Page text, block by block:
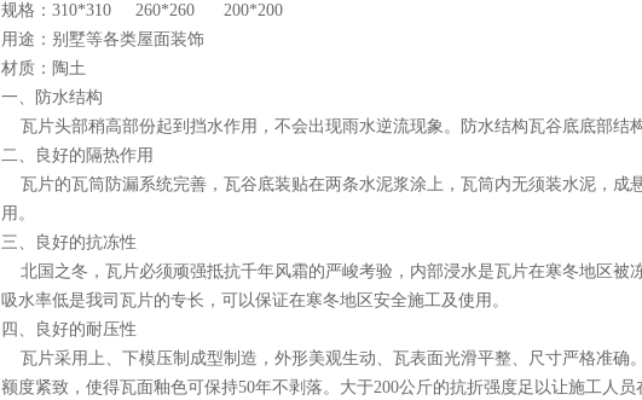
规格：310*310 260*260 200*200
用途：别墅等各类屋面装饰
材质：陶土
一、防水结构
瓦片头部稍高部份起到挡水作用，不会出现雨水逆流现象。防水结构瓦谷底底部结
二、良好的隔热作用
瓦片的瓦筒防漏系统完善，瓦谷底装贴在两条水泥浆涂上，瓦筒内无须装水泥，成
用。
三、良好的抗冻性
北国之冬，瓦片必须顽强抵抗千年风霜的严峻考验，内部浸水是瓦片在寒冬地区被
吸水率低是我司瓦片的专长，可以保证在寒冬地区安全施工及使用。
四、良好的耐压性
瓦片采用上、下模压制成型制造，外形美观生动、瓦表面光滑平整、尺寸严格准确
额度紧致，使得瓦面釉色可保持50年不剥落。大于200公斤的抗折强度足以让施工人员